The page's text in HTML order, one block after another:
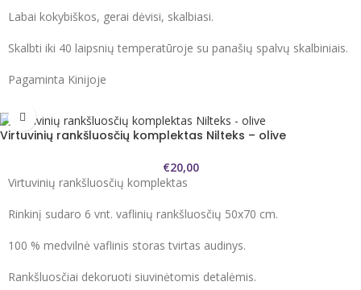
Labai kokybiškos, gerai dėvisi, skalbiasi.
Skalbti iki 40 laipsnių temperatūroje su panašių spalvų skalbiniais.
Pagaminta Kinijoje
Virtuvinių rankšluosčių komplektas Nilteks – olive
€20,00
Virtuvinių rankšluosčių komplektas
Rinkinį sudaro 6 vnt. vaflinių rankšluosčių 50x70 cm.
100 % medvilnė vaflinis storas tvirtas audinys.
Rankšluosčiai dekoruoti siuvinėtomis detalėmis.